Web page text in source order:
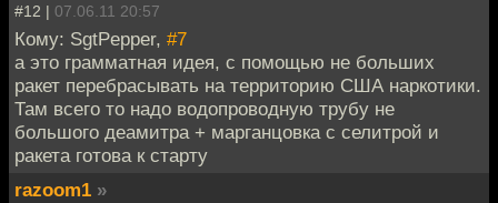
#12 | 07.06.11 20:57
Кому: SgtPepper, #7
а это грамматная идея, с помощью не больших
ракет перебрасывать на территорию США наркотики.
Там всего то надо водопроводную трубу не
большого деамитра + марганцовка с селитрой и
ракета готова к старту
razoom1 »